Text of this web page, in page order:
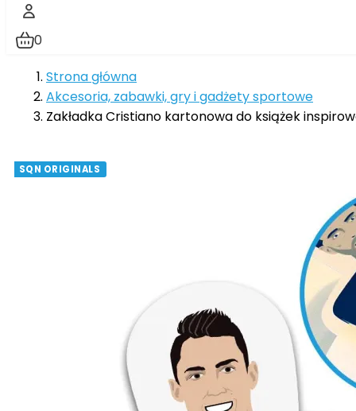
0
Strona główna
Akcesoria, zabawki, gry i gadżety sportowe
Zakładka Cristiano kartonowa do książek
SQN ORIGINALS